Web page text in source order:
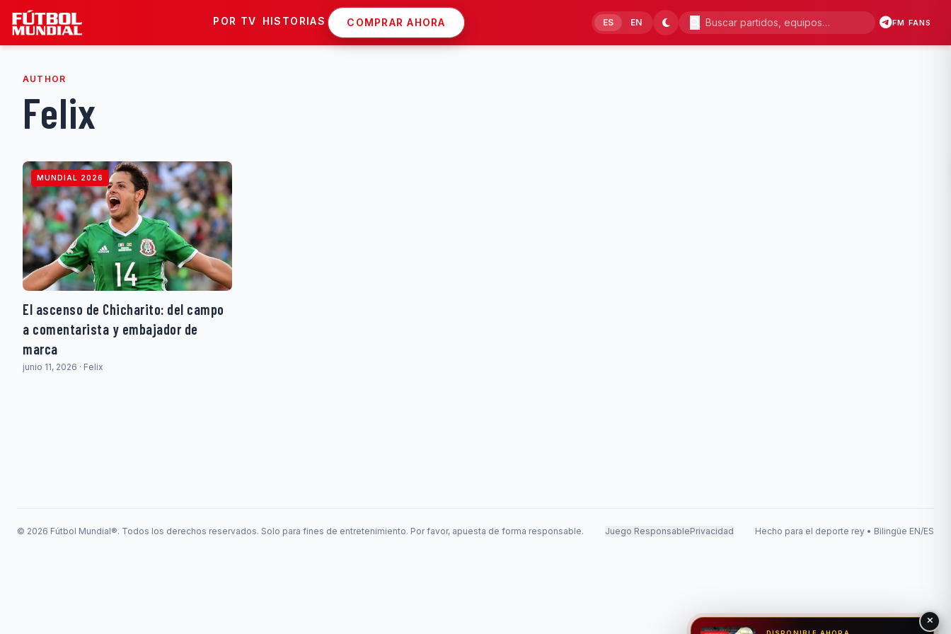
Skip to content
POR TV HISTORIAS COMPRAR AHORA ES EN FM FANS
AUTHOR
Felix
MUNDIAL 2026
El ascenso de Chicharito: del campo
a comentarista y embajador de
marca
junio 11, 2026 · Felix
© 2026 Fútbol Mundial®. Todos los derechos reservados. Solo para fines de entretenimiento. Por favor, apuesta de forma responsable. Juego ResponsablePrivacidad Hecho para el deporte rey • Bilingüe EN/ES